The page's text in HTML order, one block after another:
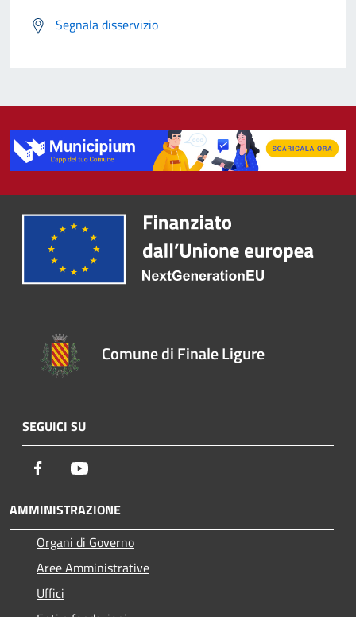
Segnala disservizio
Comune di Finale Ligure
SEGUICI SU
Facebook
AMMINISTRAZIONE
Organi di Governo
Aree Amministrative
Uffici